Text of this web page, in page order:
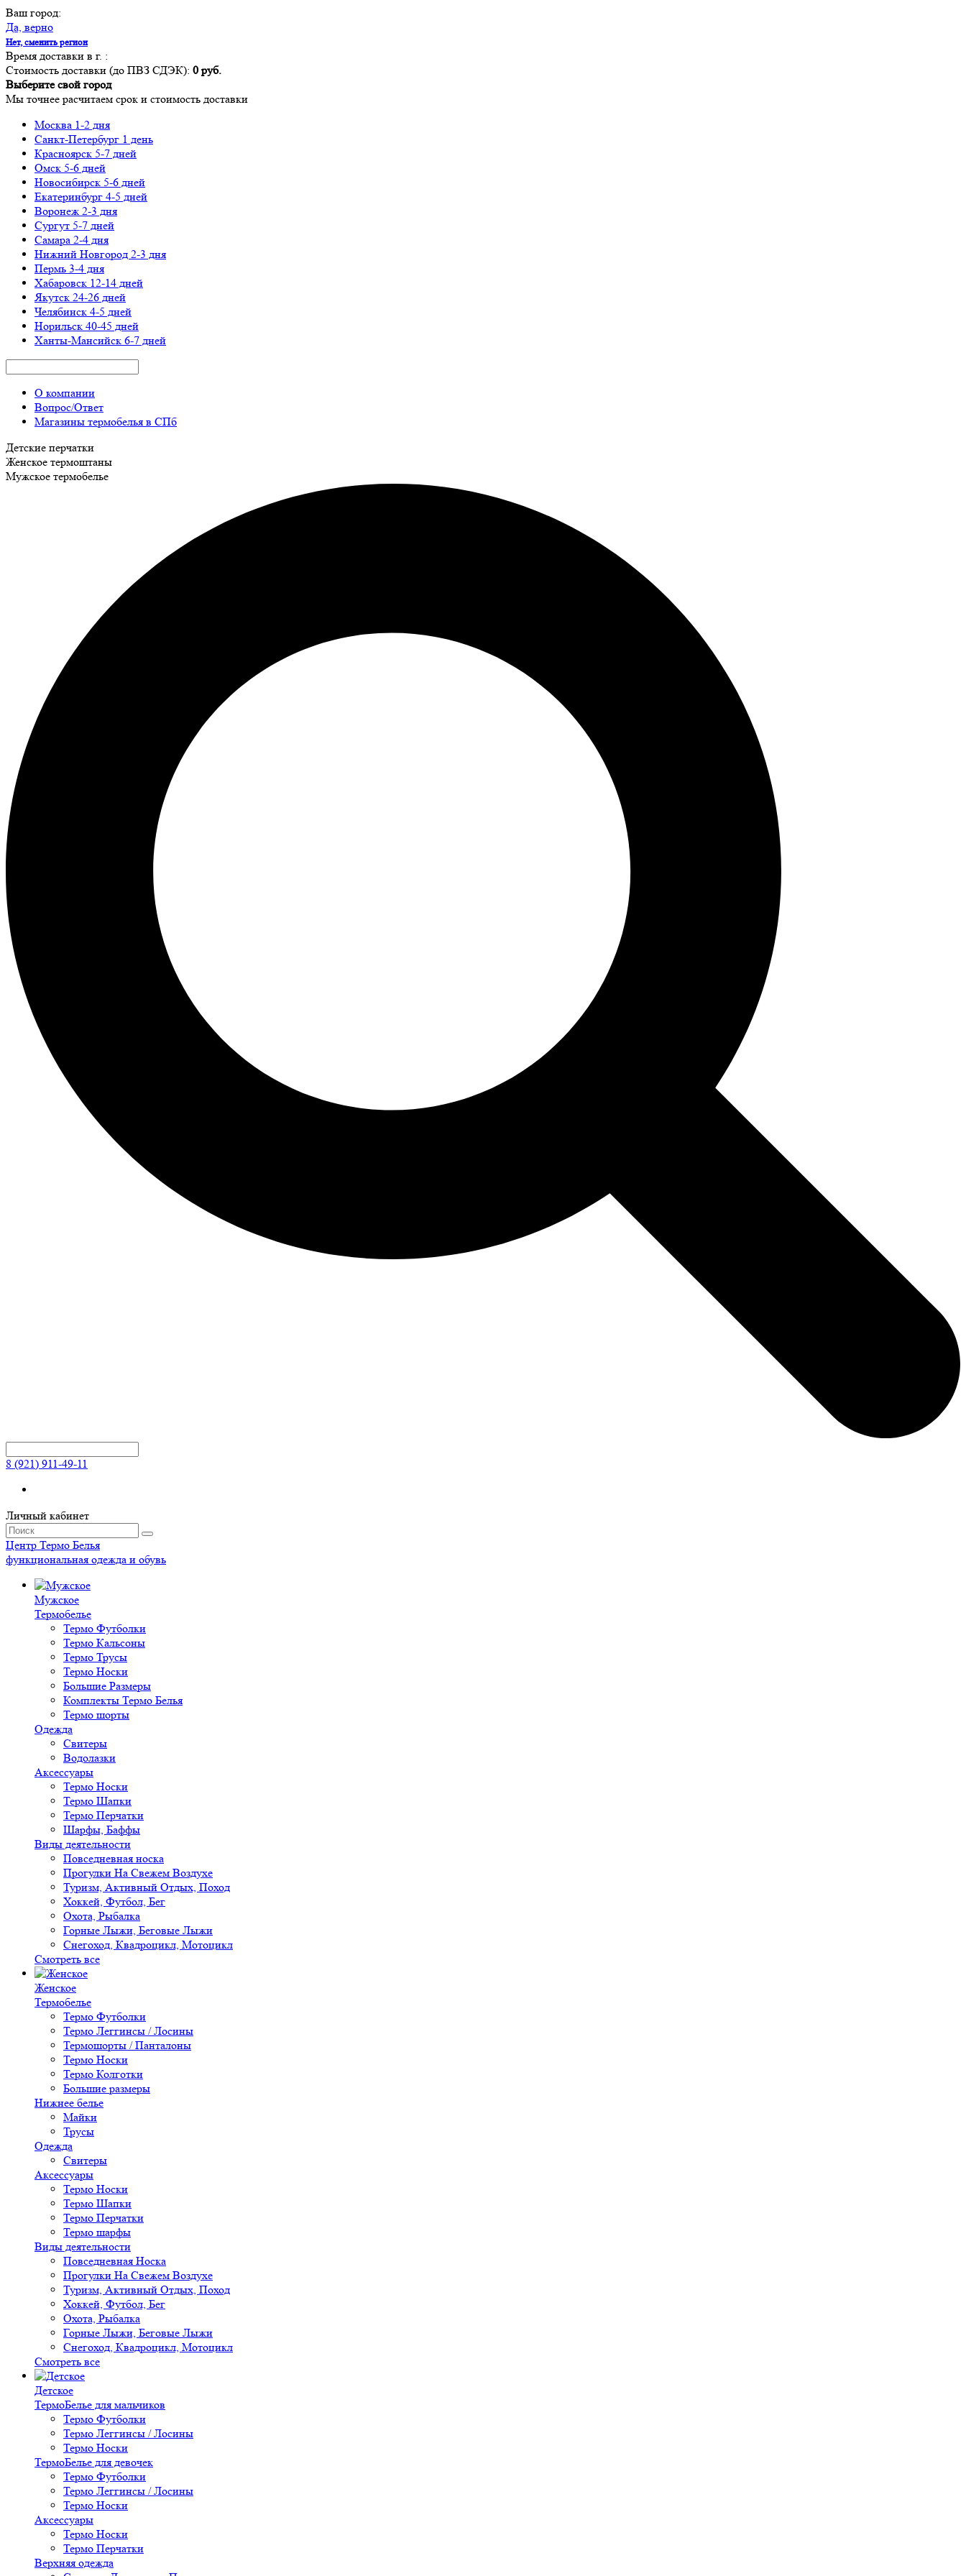
Ваш город:
Да, верно
Нет, сменить регион
Время доставки в г. :
Стоимость доставки (до ПВЗ СДЭК): 0 руб.
Выберите свой город
Мы точнее расчитаем срок и стоимость доставки
Москва 1-2 дня
Санкт-Петербург 1 день
Красноярск 5-7 дней
Омск 5-6 дней
Новосибирск 5-6 дней
Екатеринбург 4-5 дней
Воронеж 2-3 дня
Сургут 5-7 дней
Самара 2-4 дня
Нижний Новгород 2-3 дня
Пермь 3-4 дня
Хабаровск 12-14 дней
Якутск 24-26 дней
Челябинск 4-5 дней
Норильск 40-45 дней
Ханты-Мансийск 6-7 дней
О компании
Вопрос/Ответ
Магазины термобелья в СПб
Детские перчатки
Женское термоштаны
Мужское термобелье
8 (921) 911-49-11
Личный кабинет
Центр Термо Белья
функциональная одежда и обувь
Мужское
Термобелье
Термо Футболки
Термо Кальсоны
Термо Трусы
Термо Носки
Большие Размеры
Комплекты Термо Белья
Термо шорты
Одежда
Свитеры
Водолазки
Аксессуары
Термо Носки
Термо Шапки
Термо Перчатки
Шарфы, Баффы
Виды деятельности
Повседневная носка
Прогулки На Свежем Воздухе
Туризм, Активный Отдых, Поход
Хоккей, Футбол, Бег
Охота, Рыбалка
Горные Лыжи, Беговые Лыжи
Снегоход, Квадроцикл, Мотоцикл
Смотреть все
Женское
Термобелье
Термо Футболки
Термо Леггинсы / Лосины
Термошорты / Панталоны
Термо Носки
Термо Колготки
Большие размеры
Нижнее белье
Майки
Трусы
Одежда
Свитеры
Аксессуары
Термо Носки
Термо Шапки
Термо Перчатки
Термо шарфы
Виды деятельности
Повседневная Носка
Прогулки На Свежем Воздухе
Туризм, Активный Отдых, Поход
Хоккей, Футбол, Бег
Охота, Рыбалка
Горные Лыжи, Беговые Лыжи
Снегоход, Квадроцикл, Мотоцикл
Смотреть все
Детское
ТермоБелье для мальчиков
Термо Футболки
Термо Леггинсы / Лосины
Термо Носки
ТермоБелье для девочек
Термо Футболки
Термо Леггинсы / Лосины
Термо Носки
Аксессуары
Термо Носки
Термо Перчатки
Верхняя одежда